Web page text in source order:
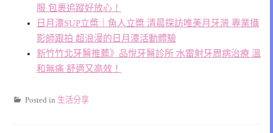
服 包裹追蹤好放心！
日月潭SUP立槳｜魚人立槳 清晨探訪唯美月牙灣 專業攝
影師跟拍 超浪漫的日月潭活動體驗
新竹竹北牙醫推薦》品悅牙醫診所 水雷射牙周病治療 溫
和無痛 舒適又高效！
Posted in 生活分享